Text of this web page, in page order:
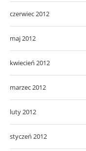
czerwiec 2012
maj 2012
kwiecień 2012
marzec 2012
luty 2012
styczeń 2012